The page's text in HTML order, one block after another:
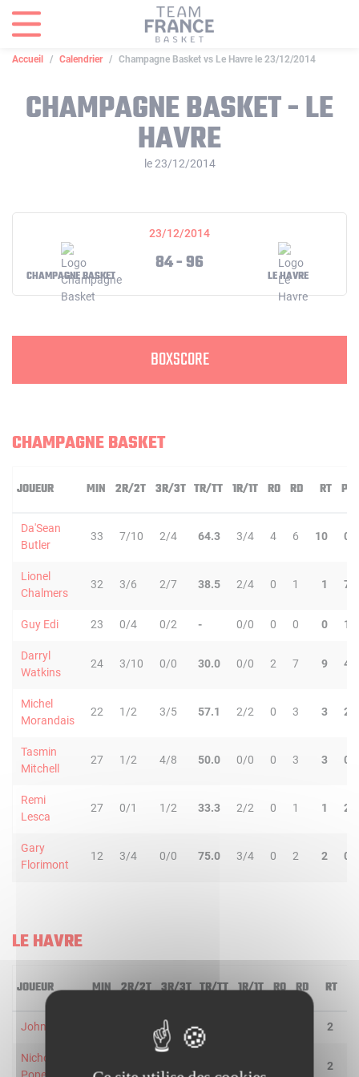
Accueil Calendrier Champagne Basket vs Le Havre le 23/12/2014
CHAMPAGNE BASKET - LE
HAVRE
le 23/12/2014
23/12/2014
CHAMPAGNE BASKET
84 - 96
LE HAVRE
BOXSCORE
CHAMPAGNE BASKET
JOUEUR MIN 2R/2T 3R/3T TR/TT 1R/1T RO RD RT PD
Da'Sean
Butler
33 7/10 2/4 64.3 3/4 4 6 10 0
Lionel
Chalmers
32 3/6 2/7 38.5 2/4 0 1 1 7
Guy Edi 23 0/4 0/2 - 0/0 0 0 0 1
Darryl
Watkins
24 3/10 0/0 30.0 0/0 2 7 9 4
Michel
Morandais
22 1/2 3/5 57.1 2/2 0 3 3 2
Tasmin
Mitchell
27 1/2 4/8 50.0 0/0 0 3 3 0
Remi
Lesca
27 0/1 1/2 33.3 2/2 0 1 1 2
Gary
Florimont
12 3/4 0/0 75.0 3/4 0 2 2 0
LE HAVRE
JOUEUR MIN 2R/2T 3R/3T TR/TT 1R/1T RO RD RT
John Cox 3/5 2
Nicholas
2
Panneau de gestion des cookies